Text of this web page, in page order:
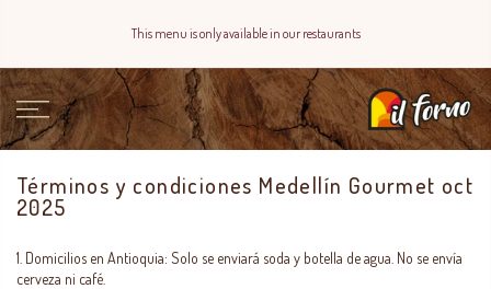
This menu is only available in our restaurants
Términos y condiciones Medellín Gourmet oct
2025
1. Domicilios en Antioquia: Solo se enviará soda y botella de agua. No se envía
cerveza ni café.